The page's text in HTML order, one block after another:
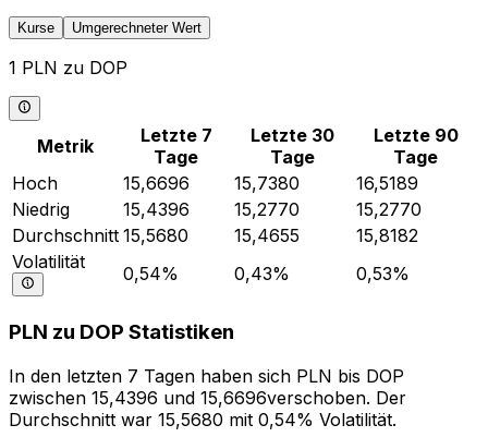
Kurse Umgerechneter Wert
1 PLN zu DOP
Metrik
Letzte 7
Tage
Letzte 30
Tage
Letzte 90
Tage
Hoch
15,6696 15,7380
16,5189
Niedrig
15,4396 15,2770
15,2770
Durchschnitt 15,5680 15,4655
15,8182
Volatilität
0,54% 0,43% 0,53%
PLN zu DOP Statistiken
In den letzten 7 Tagen haben sich PLN bis DOP
zwischen 15,4396 und 15,6696verschoben. Der
Durchschnitt war 15,5680 mit 0,54% Volatilität.